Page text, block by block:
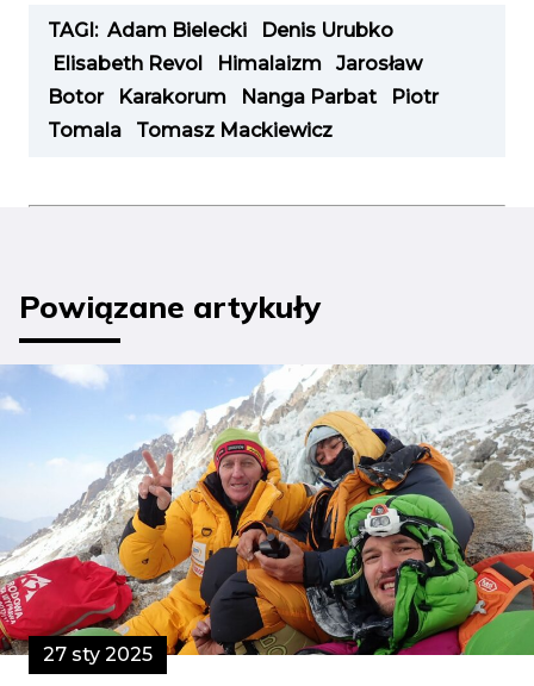
TAGI: Adam Bielecki
Denis Urubko
Elisabeth Revol
Himalaizm
Jarosław
Botor
Karakorum Nanga Parbat
Piotr
Tomala
Tomasz Mackiewicz
Powiązane artykuły
27 sty 2025